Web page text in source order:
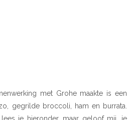
met Grohe maakte is een
gegrilde broccoli, ham en burrata.